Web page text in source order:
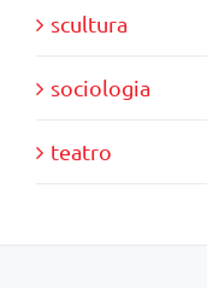
scultura
sociologia
teatro